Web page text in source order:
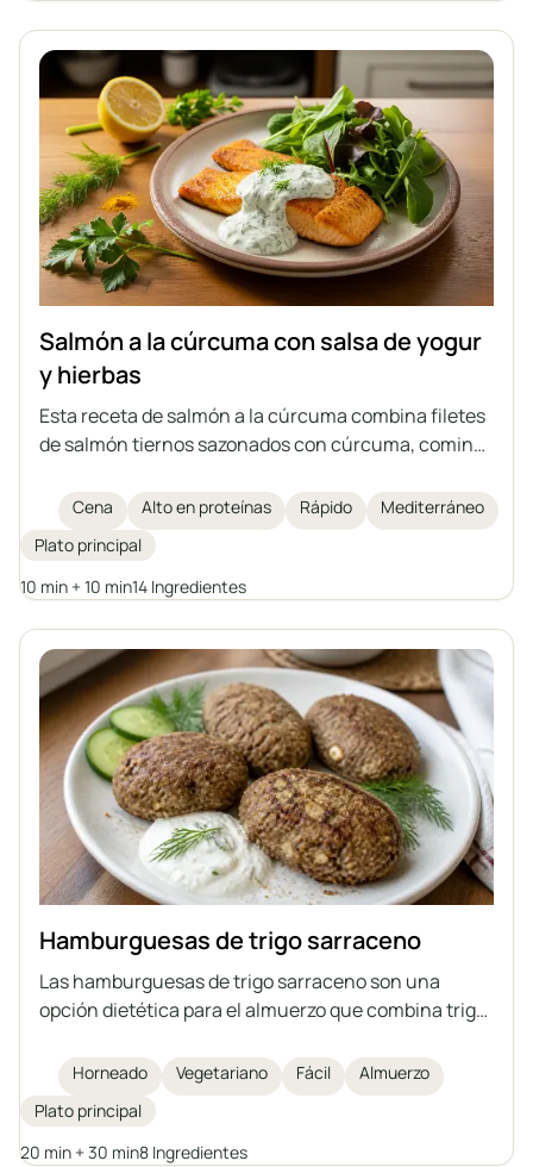
Salmón a la cúrcuma con salsa de yogur
y hierbas
Esta receta de salmón a la cúrcuma combina filetes
de salmón tiernos sazonados con cúrcuma, comino
cubiertos con una vibrante salsa de yogur con
hierbas. Es un plato rico en proteínas y ácidos grasos
omega-3, sencillo de preparar en solo 20 minutos, y
se disfruta mejor acompañado de verduras y
Cena Alto en proteínas Rápido
Mediterráneo
Plato principal
10 min + 10 min14 Ingredientes
Hamburguesas de trigo sarraceno
Las hamburguesas de trigo sarraceno son una
opción dietética para el almuerzo que combina trigo
linaza molida y salvado. Se hornean en lugar de
freírse, lo que las hace más ligeras y ricas en fibra y
proteínas. Es un plato fácil y rápido de preparar, ideal
como alternativa saludable a las hamburguesas
Horneado Vegetariano Fácil
Almuerzo
Plato principal
20 min + 30 min8 Ingredientes